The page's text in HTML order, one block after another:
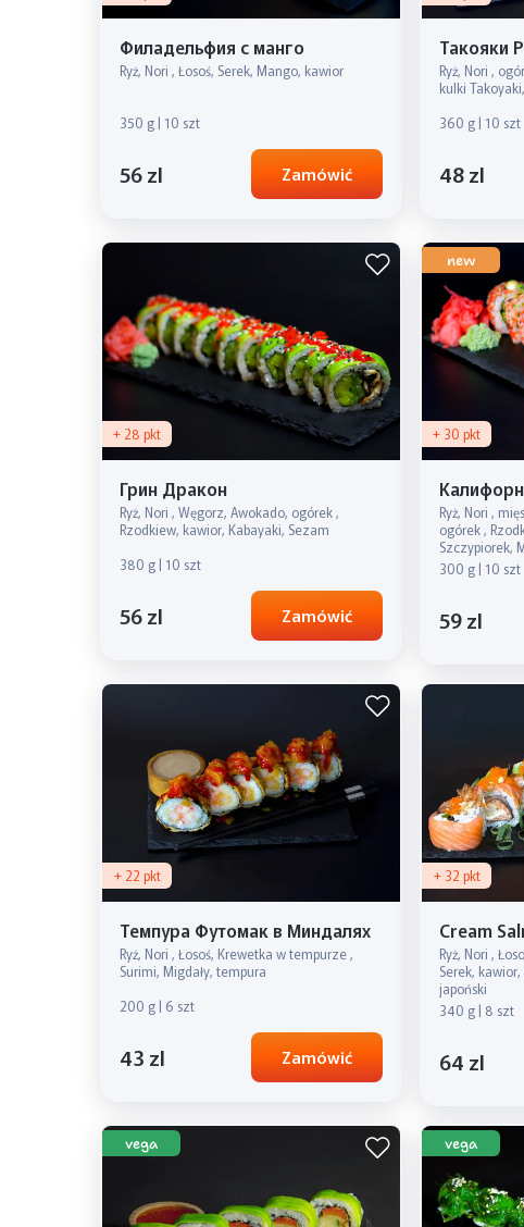
Филадельфия с манго
Ryż, Nori , Łosoś, Serek, Mango, kawior
350 g | 10 szt
56 zl Zamówić
Такояки
Ryż, Nori ,
kulki
360 g | 10 szt
48 zl
+ 28 pkt
Грин Дракон
Ryż, Nori , Węgorz, Awokado, ogórek ,
Rzodkiew, kawior, Kabayaki, Sezam
380 g | 10 szt
56 zl Zamówić
new
+ 30 pkt
Ryż, Nori ,
ogórek ,
Szczypiorek,
300 g | 10 szt
59 zl
+ 22 pkt
Темпура Футомак в Миндалях
Ryż, Nori , Łosoś, Krewetka w tempurze ,
Surimi, Migdały, tempura
200 g | 6 szt
43 zl Zamówić
+ 32 pkt
Cream
Ryż, Nori ,
Serek,
japoński
340 g | 8 szt
64 zl
vega vega